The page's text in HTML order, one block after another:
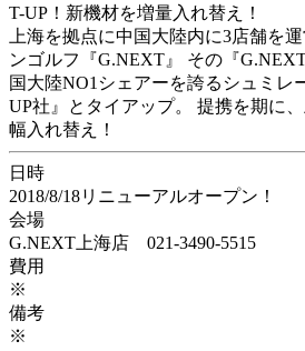
T-UP！新機材を増量入れ替え！
上海を拠点に中国大陸内に3店舗を
ンゴルフ『G.NEXT』 その『
国大陸NO1シェアーを誇るシュミレ
UP社』とタイアップ。 提携を期に
幅入れ替え！
日時
2018/8/18リニューアルオープン！
会場
G.NEXT上海店 021-3490-5515
費用
※
備考
※